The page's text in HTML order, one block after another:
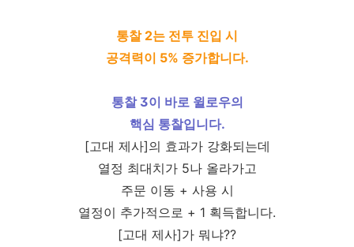
통찰 2는 전투 진입 시
공격력이 5% 증가합니다.
통찰 3이 바로 윌로우의
핵심 통찰입니다.
[고대 제사]의 효과가 강화되는데
열정 최대치가 5나 올라가고
주문 이동 + 사용 시
열정이 추가적으로 + 1 획득합니다.
[고대 제사]가 뭐냐??